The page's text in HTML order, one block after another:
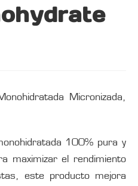
Micronizada,
100% pura y
maximizar el rendimiento
este producto mejora